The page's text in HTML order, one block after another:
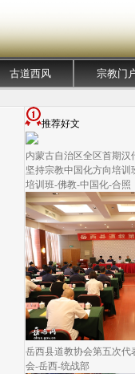
古道西风 宗教门
推荐好文
内蒙古自治区全区首期
坚持宗教中国化方向培
培训班-佛教-中国化-合照
岳西县道教协会第五次代
会-岳西-统战部